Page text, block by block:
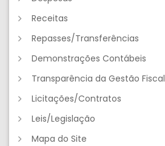
Receitas
Repasses/Transferências
Demonstrações Contábeis
Transparência da Gestão Fiscal
Licitações/Contratos
Leis/Legislação
Mapa do Site